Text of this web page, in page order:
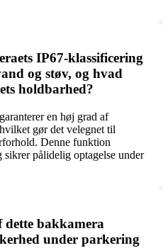
IP67-klassificering
og støv, og hvad
holdbarhed?
en høj grad af
gør det velegnet til
Denne funktion
pålidelig optagelse under
bakkamera
under parkering